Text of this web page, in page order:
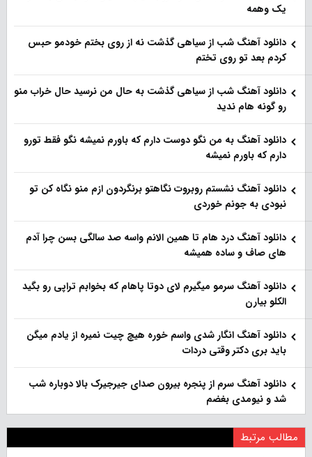
یک وهمه
دانلود آهنگ شب از سیاهی گذشت نه از روی بختم خودمو حبس
کردم بعد تو روی تختم
دانلود آهنگ شب از سیاهی گذشت به حال من نرسید حال خراب منو
رو گونه هام ندید
دانلود آهنگ به من نگو دوست دارم که باورم نمیشه نگو فقط تورو
دارم که باورم نمیشه
دانلود آهنگ نشستم روبروت نگاهتو برنگردون ازم منو نگاه کن تو
نبودی به جونم خوردی
دانلود آهنگ درد هام تا همین الانم واسه صد سالگی بسن چرا آدم
های صاف و ساده همیشه
دانلود آهنگ سرمو میگیرم لای دوتا پاهام که بخوابم تراپی رو بگید
الکلو بیارن
دانلود آهنگ انگار شدی واسم خوره هیچ چیت نمیره از یادم میگن
باید بری دکتر وقتی دردات
دانلود آهنگ سرم از پنجره بیرون صدای جیرجیرک بالا دوباره شب
شد و نیومدی بغضم
مطالب مرتبط